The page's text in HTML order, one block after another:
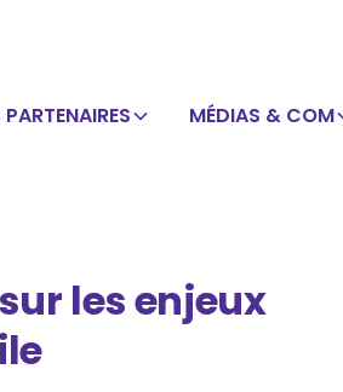
MÉDIAS & COM
les enjeux